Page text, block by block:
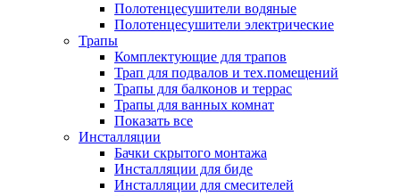
Полотенцесушители водяные
Полотенцесушители электрические
Трапы
Комплектующие для трапов
Трап для подвалов и тех.помещений
Трапы для балконов и террас
Трапы для ванных комнат
Показать все
Инсталляции
Бачки скрытого монтажа
Инсталляции для биде
Инсталляции для смесителей